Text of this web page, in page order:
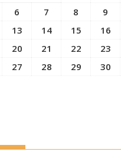
6 7 8 9
13 14 15 16
20 21 22 23
27 28 29 30